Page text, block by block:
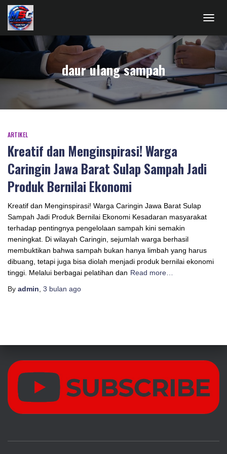
daur ulang sampah
ARTIKEL
Kreatif dan Menginspirasi! Warga
Caringin Jawa Barat Sulap Sampah Jadi
Produk Bernilai Ekonomi
Kreatif dan Menginspirasi! Warga Caringin Jawa Barat Sulap
Sampah Jadi Produk Bernilai Ekonomi Kesadaran masyarakat
terhadap pentingnya pengelolaan sampah kini semakin
meningkat. Di wilayah Caringin, sejumlah warga berhasil
membuktikan bahwa sampah bukan hanya limbah yang harus
dibuang, tetapi juga bisa diolah menjadi produk bernilai ekonomi
tinggi. Melalui berbagai pelatihan dan Read more…
By admin 3 bulan ago